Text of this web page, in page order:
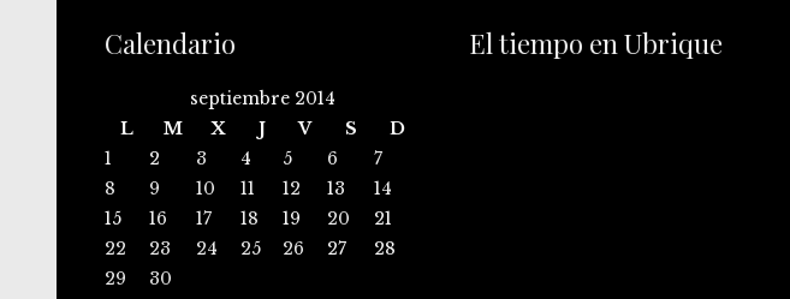
Calendario
septiembre 2014
L
M X J V S
D
1
2 3 4 5 6
7
8
9 10 11 12 13
14
15
16 17 18 19 20
21
22
23 24 25 26 27
28
29
30
El tiempo en Ubrique